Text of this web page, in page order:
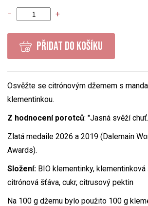
− +
PŘIDAT DO KOŠÍKU
Osvěžte se citrónovým džemem s
klementinkou.
Z hodnocení porotců: "Jasná svěží
Zlatá medaile 2026 a 2019 (Dalemain
Awards).
Složení: BIO klementinky, klementinková
citrónová šťáva, cukr, citrusový pektin
Na 100 g džemu bylo použito 100 g